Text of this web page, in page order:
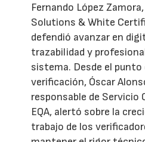
Fernando López
Solutions & White
defendió avanzar en
trazabilidad y
sistema. Desde el punto
verificación, Óscar
responsable de Servicio
EQA, alertó sobre la
trabajo de los